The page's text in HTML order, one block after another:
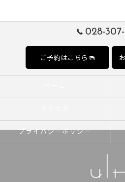
028-307-
ご予約はこちら
プライバシーポリシー